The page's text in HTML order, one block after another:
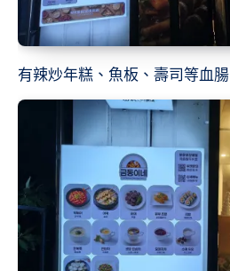
有辣炒年糕、魚板、壽司等血腸